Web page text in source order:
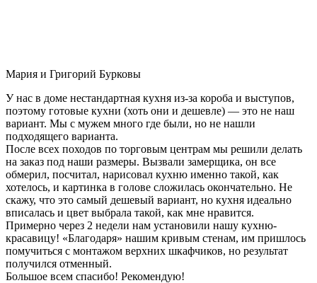
Мария и Григорий Бурковы
У нас в доме нестандартная кухня из-за короба и выступов,
поэтому готовые кухни (хоть они и дешевле) — это не наш
вариант. Мы с мужем много где были, но не нашли
подходящего варианта.
После всех походов по торговым центрам мы решили делать
на заказ под наши размеры. Вызвали замерщика, он все
обмерил, посчитал, нарисовал кухню именно такой, как
хотелось, и картинка в голове сложилась окончательно. Не
скажу, что это самый дешевый вариант, но кухня идеально
вписалась и цвет выбрала такой, как мне нравится.
Примерно через 2 недели нам установили нашу кухню-
красавицу! «Благодаря» нашим кривым стенам, им пришлось
помучиться с монтажом верхних шкафчиков, но результат
получился отменный.
Большое всем спасибо! Рекомендую!